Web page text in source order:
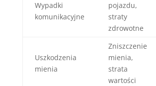
Wypadki
komunikacyjne
pojazdu,
straty
zdrowotne
Uszkodzenia
mienia
Zniszczenie
mienia,
strata
wartości